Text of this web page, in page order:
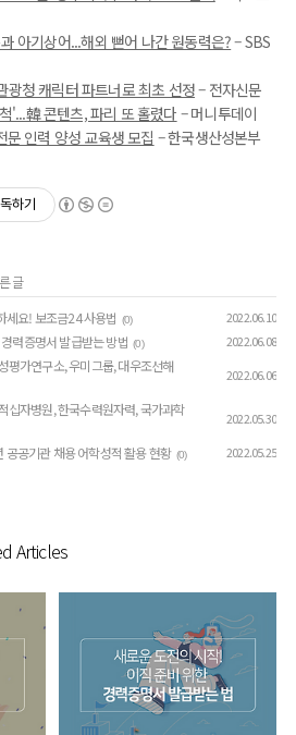
아기상어...해외 뻗어 나간 원동력은?– SBS
광청 캐릭터 파트너로 최초 선정– 전자신문
'...韓 콘텐츠, 파리 또 홀렸다 – 머니투데이
인력 양성 교육생 모집 – 한국생산성본부
하기
글
세요! 보조금24 사용법 (0) 2022.06.10
력증명서 발급받는 방법 (0) 2022.06.08
평가연구소, 우미그룹, 대우조선해
2022.06.06
십자병원, 한국수력원자력, 국가과학
2022.05.30
공기관 채용 어학성적 활용 현황 (0) 2022.05.25
Articles